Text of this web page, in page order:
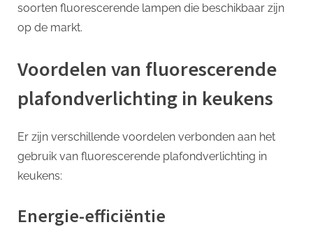
soorten fluorescerende lampen die beschikbaar zijn
op de markt.
Voordelen van fluorescerende
plafondverlichting in keukens
Er zijn verschillende voordelen verbonden aan het
gebruik van fluorescerende plafondverlichting in
keukens:
Energie-efficiëntie